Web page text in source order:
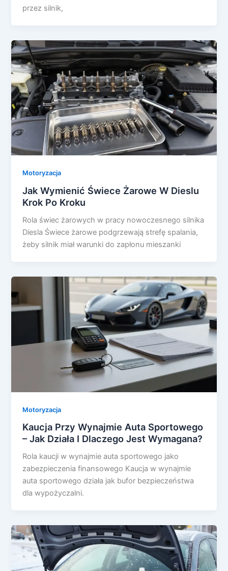
przez silnik,
Motoryzacja
Jak Wymienić Świece Żarowe W Dieslu
Krok Po Kroku
Rola świec żarowych w pracy nowoczesnego silnika
Diesla Świece żarowe podgrzewają strefę spalania,
żeby silnik miał warunki do zapłonu mieszanki
Motoryzacja
Kaucja Przy Wynajmie Auta Sportowego
– Jak Działa I Dlaczego Jest Wymagana?
Rola kaucji w wynajmie auta sportowego jako
zabezpieczenia finansowego Kaucja w wynajmie
auta sportowego działa jak bufor bezpieczeństwa
dla wypożyczalni.